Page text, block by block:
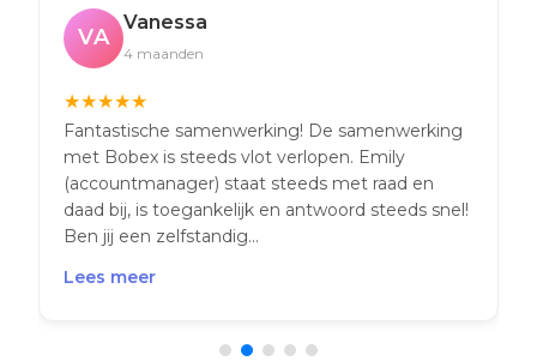
VA
Vanessa
4 maanden
★★★★★
Fantastische samenwerking! De samenwerking
met Bobex is steeds vlot verlopen. Emily
(accountmanager) staat steeds met raad en
daad bij, is toegankelijk en antwoord steeds snel!
Ben jij een zelfstandig...
Lees meer